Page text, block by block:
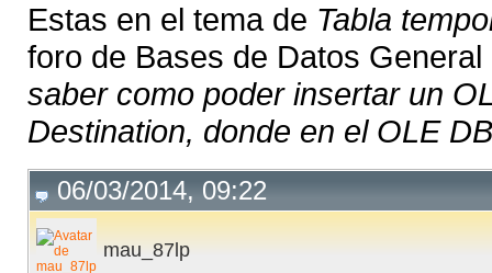
Estas en el tema de Tabla
foro de Bases de Datos
saber como poder insertar un
Destination, donde en el OLE
06/03/2014, 09:22
mau_87lp